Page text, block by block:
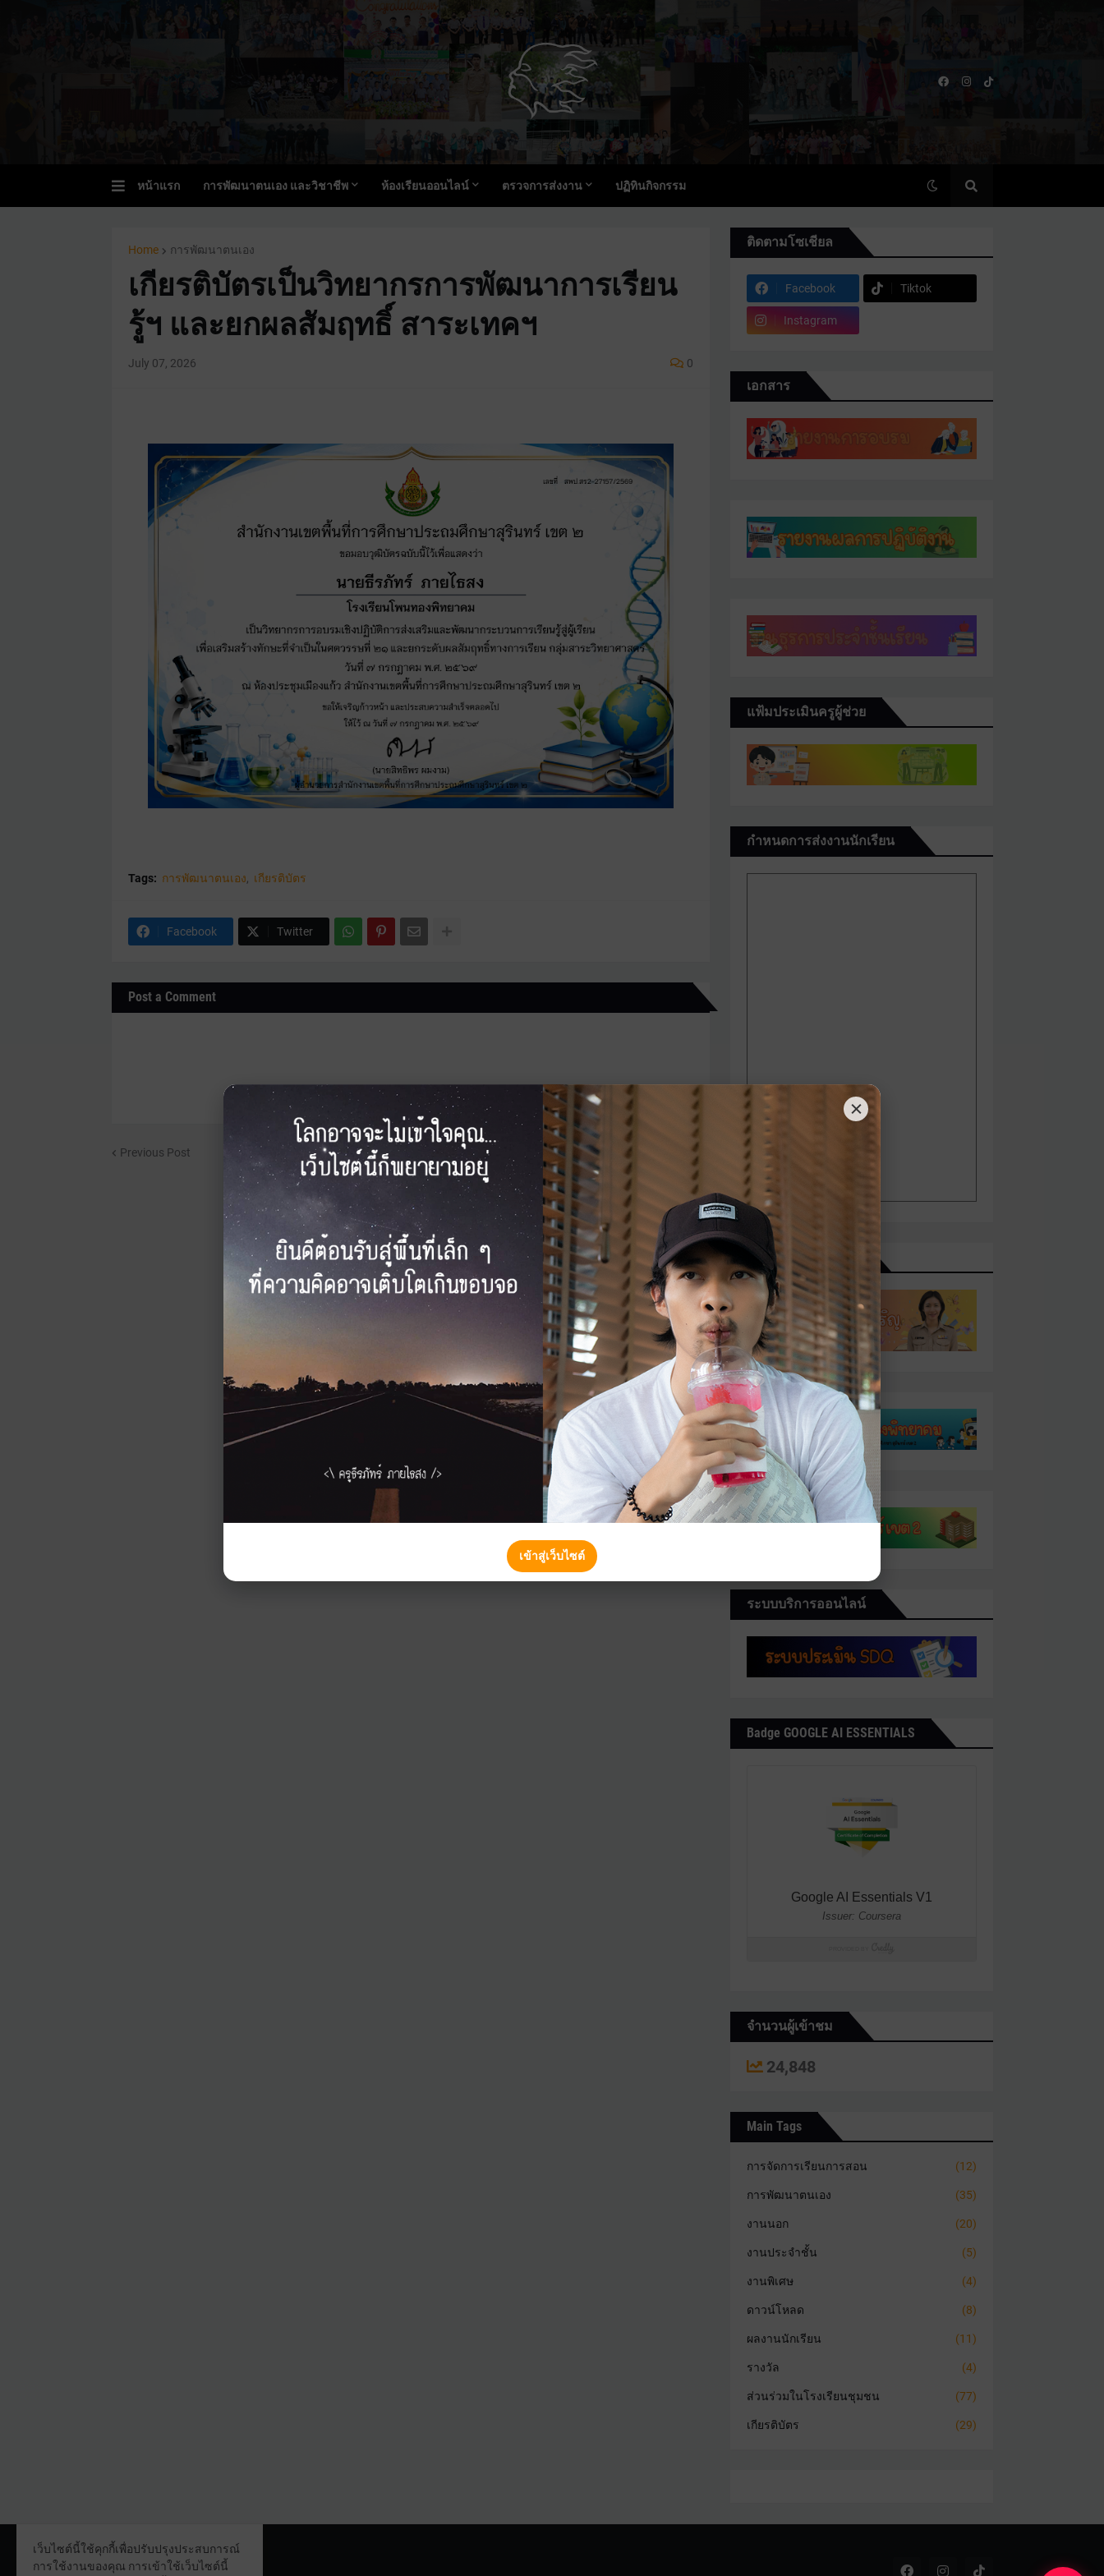
หน้าแรก การพัฒนาตนเอง และวิชาชีพ ห้องเรียนออนไลน์ ตรวจการส่งงาน ปฏิทินกิจกรรม
Home การพัฒนาตนเอง
เกียรติบัตรเป็นวิทยากรการพัฒนาการเรียน
รู้ฯ และยกผลสัมฤทธิ์ สาระเทคฯ
July 07, 2026 0
Tags: การพัฒนาตนเอง เกียรติบัตร
Facebook Twitter
Post a Comment
Previous Post Next Post
ติดตามโซเชียล
Facebook Tiktok
Instagram
เอกสาร
แฟ้มประเมินครูผู้ช่วย
กำหนดการส่งงานนักเรียน
เว็บไซต์ที่เกี่ยวข้อง
ระบบบริการออนไลน์
Badge GOOGLE AI ESSENTIALS
จำนวนผู้เข้าชม
24,848
Main Tags
การจัดการเรียนการสอน (12)
การพัฒนาตนเอง (35)
งานนอก (20)
งานประจำชั้น (5)
งานพิเศษ (4)
ดาวน์โหลด (8)
ผลงานนักเรียน (11)
รางวัล (4)
ส่วนร่วมในโรงเรียนชุมชน (77)
เกียรติบัตร (29)
ABOUT ME
เว็บไซต์นี้ใช้คุกกี้เพื่อปรับปรุงประสบการณ์
การใช้งานของคุณ การเข้าใช้เว็บไซต์นี้
เข้าสู่เว็บไซต์